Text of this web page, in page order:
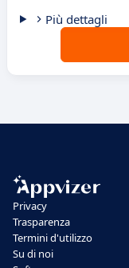
Più dettagli
Privacy
Trasparenza
Termini d'utilizzo
Su di noi